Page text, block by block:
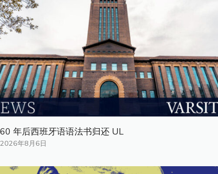
60 年后西班牙语语法书归还 UL
2026年8月6日